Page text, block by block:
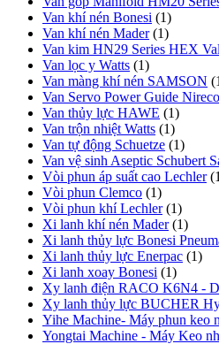
Van khí nén Bonesi (1)
Van khí nén Mader (1)
Van kim HN29 Series HEX
Van lọc y Watts (1)
Van màng khí nén SAMSON
Van Servo Power Guide Nireco
Van thủy lực HAWE (1)
Van trộn nhiệt Watts (1)
Van tự động Schuetze (1)
Van vệ sinh Aseptic Schubert
Vòi phun áp suất cao Lechler
Vòi phun Clemco (1)
Vòi phun khí Lechler (1)
Xi lanh khí nén Mader (1)
Xi lanh thủy lực Bonesi
Xi lanh thủy lực Enerpac (1)
Xi lanh xoay Bonesi (1)
Xy lanh điện RACO K6N4 -
Xy lanh thủy lực BUCHER
Yihe Machine- Máy phun keo
Yongtai Machine - Máy Keo